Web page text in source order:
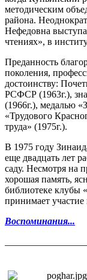
методическим
района.
Нефедовна
чтениях», в
Преданность
поколения,
достоинству:
РСФСР (1963г.),
(1966г.), медалью
«Трудового
труда» (1975г.).
В 1975 году
еще двадцать лет
саду. Несмотря на
хорошая память,
библиотеке клубы
принимает
Воспоминания...